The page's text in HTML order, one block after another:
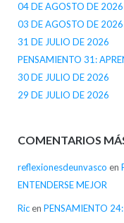
04 DE AGOSTO DE 2026
03 DE AGOSTO DE 2026
31 DE JULIO DE 2026
PENSAMIENTO 31:
30 DE JULIO DE 2026
29 DE JULIO DE 2026
COMENTARIOS
reflexionesdeunvasco en
ENTENDERSE MEJOR
Ricen PENSAMIENTO 24: